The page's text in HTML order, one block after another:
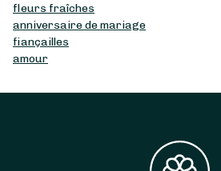
fleurs fraîches
anniversaire de mariage
fiançailles
amour